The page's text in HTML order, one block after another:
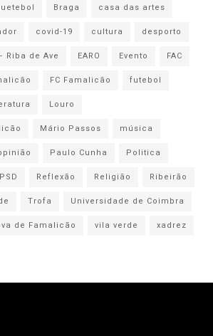
Braga
casa das artes
covid-19 cultura
desporto
Riba de Ave EARO Evento
FAC
FC Famalicão
futebol
Louro
Mário Passos
música
Paulo Cunha
Politica
PSD Reflexão Religião
Ribeirão
Trofa
Universidade de Coimbra
de Famalicão vila verde xadrez